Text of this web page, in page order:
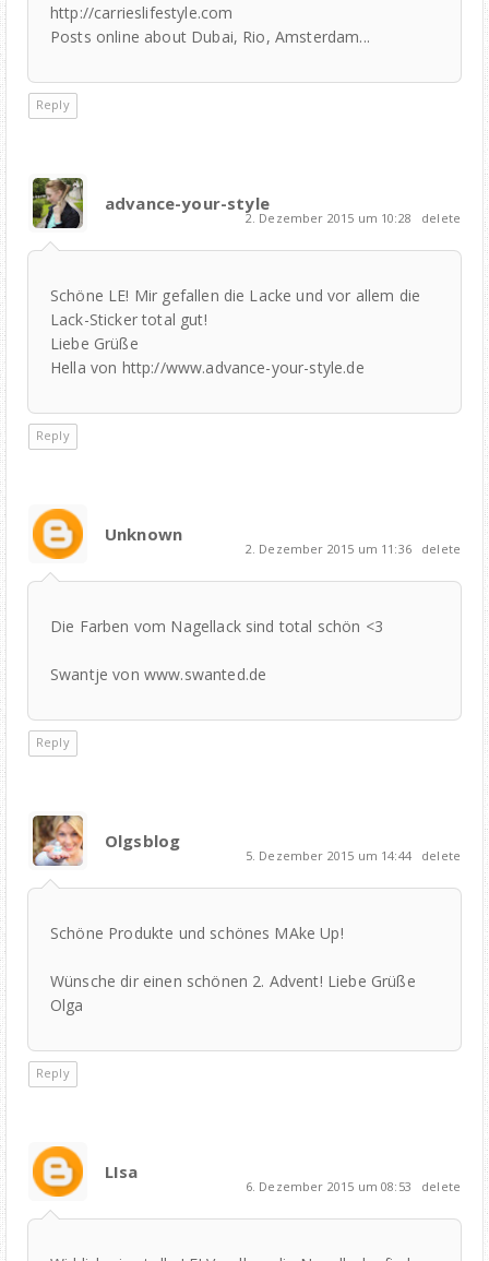
http://carrieslifestyle.com
Posts online about Dubai, Rio, Amsterdam...
Reply
advance-your-style
2. Dezember 2015 um 10:28 delete
Schöne LE! Mir gefallen die Lacke und vor allem die
Lack-Sticker total gut!
Liebe Grüße
Hella von http://www.advance-your-style.de
Reply
Unknown
2. Dezember 2015 um 11:36 delete
Die Farben vom Nagellack sind total schön <3
Swantje von www.swanted.de
Reply
Olgsblog
5. Dezember 2015 um 14:44 delete
Schöne Produkte und schönes MAke Up!
Wünsche dir einen schönen 2. Advent! Liebe Grüße
Olga
Reply
LIsa
6. Dezember 2015 um 08:53 delete